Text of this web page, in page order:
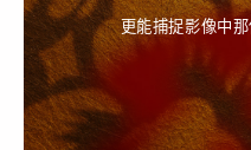
更能捕捉影像中